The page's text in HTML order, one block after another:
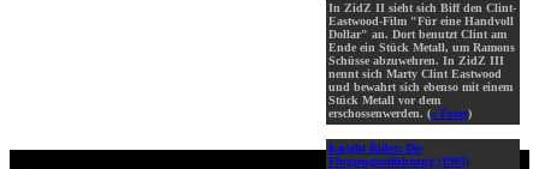
In ZidZ II sieht sich Biff den Clint-
Eastwood-Film "Für eine Handvoll
Dollar" an. Dort benutzt Clint am
Ende ein Stück Metall, um Ramons
Schüsse abzuwehren. In ZidZ III
nennt sich Marty Clint Eastwood
und bewahrt sich ebenso mit einem
Stück Metall vor dem
erschossenwerden. (» Fotos)
Knight Rider: Die
Flugzeugentführung (1985)